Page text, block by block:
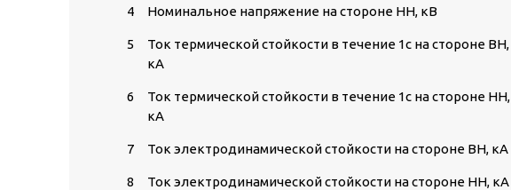
4 Номинальное напряжение на стороне НН, кВ
5
Ток термической стойкости в течение 1с на стороне ВН,
кА
6
Ток термической стойкости в течение 1с на стороне НН,
кА
7 Ток электродинамической стойкости на стороне ВН, кА
8 Ток электродинамической стойкости на стороне НН, кА